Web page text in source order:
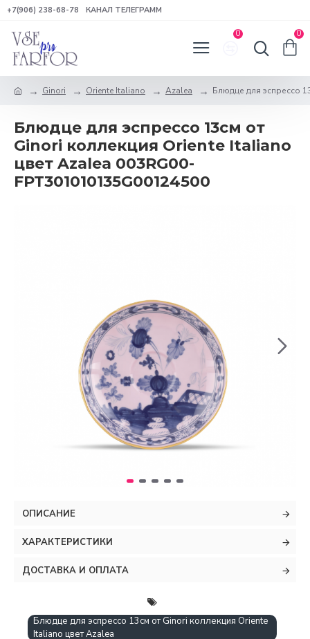
+7(906) 238-68-78 КАНАЛ ТЕЛЕГРАММ
0 0
Ginori Oriente Italiano Azalea Блюдце для эспрессо
Блюдце для эспрессо 13см от
Ginori коллекция Oriente Italiano
цвет Azalea 003RG00-
FPT301010135G00124500
ОПИСАНИЕ
ХАРАКТЕРИСТИКИ
ДОСТАВКА И ОПЛАТА
Блюдце для эспрессо 13см от Ginori коллекция Oriente
Italiano цвет Azalea